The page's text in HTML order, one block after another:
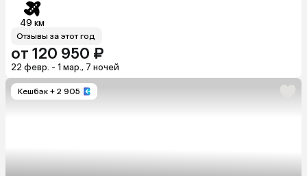
49 км
Отзывы за этот год
от 120 950 ₽
22 февр. - 1 мар., 7 ночей
Кешбэк + 2 905